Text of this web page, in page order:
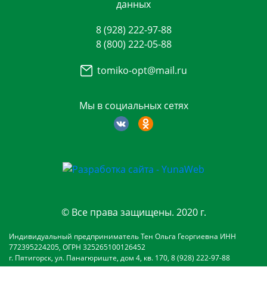
данных
Мы в социальных сетях
8 (928) 222-97-88
8 (800) 222-05-88
tomiko-opt@mail.ru
© Все права защищены. 2020 г.
Индивидуальный предприниматель Тен Ольга Георгиевна ИНН
772395224205, ОГРН 325265100126452
г. Пятигорск, ул. Панагюриште, дом 4, кв. 170, 8 (928) 222-97-88